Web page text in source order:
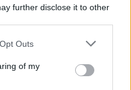
further disclose it to other
Outs
of my
00:00:57